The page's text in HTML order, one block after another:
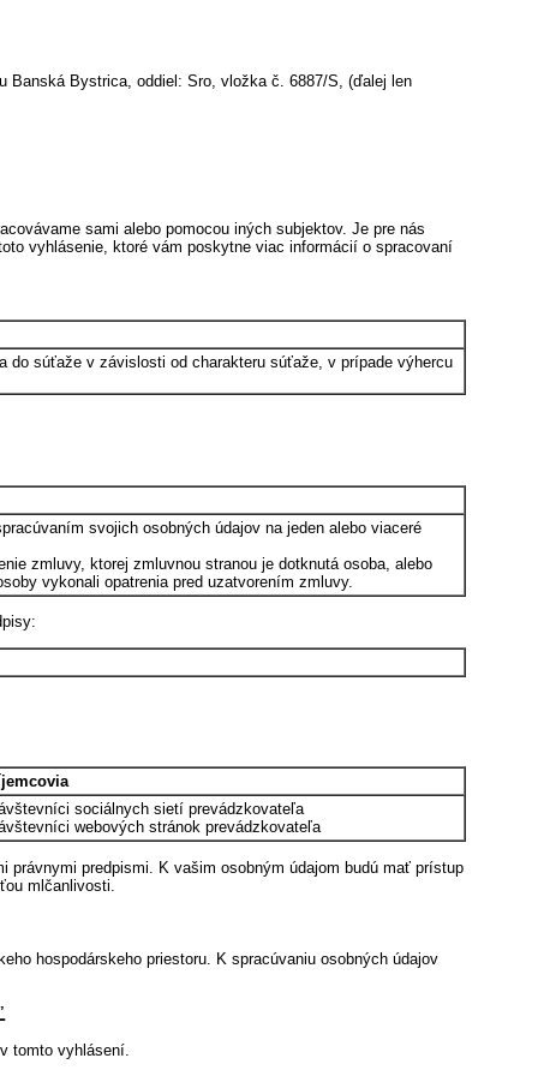
Banská Bystrica, oddiel: Sro, vložka č. 6887/S, (ďalej len
sami alebo pomocou iných subjektov. Je pre nás
vyhlásenie, ktoré vám poskytne viac informácií o spracovaní
do súťaže v závislosti od charakteru súťaže, v prípade výhercu
svojich osobných údajov na jeden alebo viaceré
zmluvy, ktorej zmluvnou stranou je dotknutá osoba, alebo
vykonali opatrenia pred uzatvorením zmluvy.
sociálnych sietí prevádzkovateľa
webových stránok prevádzkovateľa
predpismi. K vašim osobným údajom budú mať prístup
mlčanlivosti.
hospodárskeho priestoru. K spracúvaniu osobných údajov
tomto vyhlásení.